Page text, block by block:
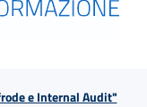
e Internal Audit"